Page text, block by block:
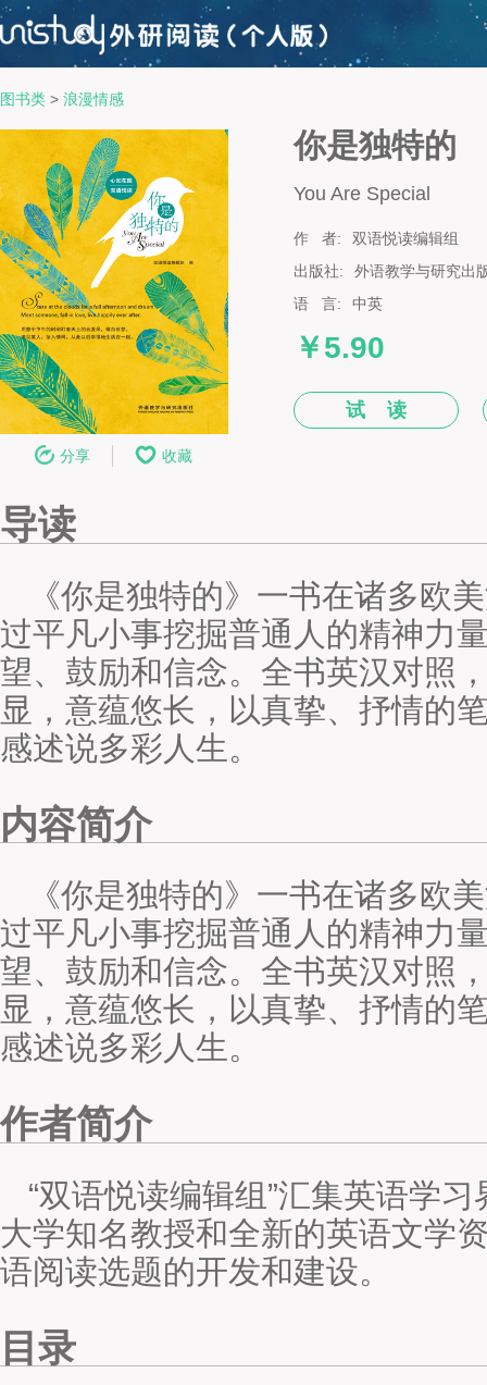
图书类 > 浪漫情感
分享 收藏
你是独特的
You Are Special
作 者:
双语悦读编辑组
出版社:
外语教学与研究出
语 言:
中英
￥5.90
试 读
导读
《你是独特的》一书在诸多欧
过平凡小事挖掘普通人的精神力
望、鼓励和信念。全书英汉对照
显，意蕴悠长，以真挚、抒情的
感述说多彩人生。
内容简介
《你是独特的》一书在诸多欧
过平凡小事挖掘普通人的精神力
望、鼓励和信念。全书英汉对照
显，意蕴悠长，以真挚、抒情的
感述说多彩人生。
作者简介
“双语悦读编辑组”汇集英语学
大学知名教授和全新的英语文学
语阅读选题的开发和建设。
目录